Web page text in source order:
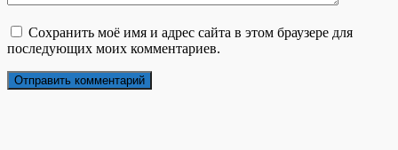
Сохранить моё имя и адрес сайта в этом браузере для
последующих моих комментариев.